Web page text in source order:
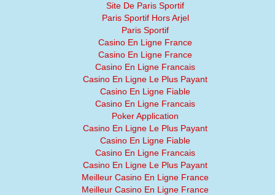
Site De Paris Sportif
Paris Sportif Hors Arjel
Paris Sportif
Casino En Ligne France
Casino En Ligne France
Casino En Ligne Francais
Casino En Ligne Le Plus Payant
Casino En Ligne Fiable
Casino En Ligne Francais
Poker Application
Casino En Ligne Le Plus Payant
Casino En Ligne Fiable
Casino En Ligne Francais
Casino En Ligne Le Plus Payant
Meilleur Casino En Ligne France
Meilleur Casino En Ligne France